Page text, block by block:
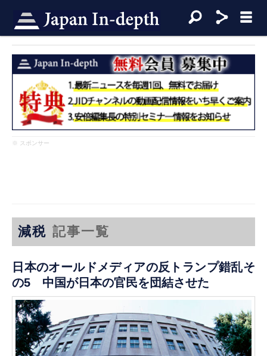
※ スポンサー
減税 記事一覧
日本のオールドメディアの反トランプ錯乱そ
の5 中国が日本の官民を団結させた